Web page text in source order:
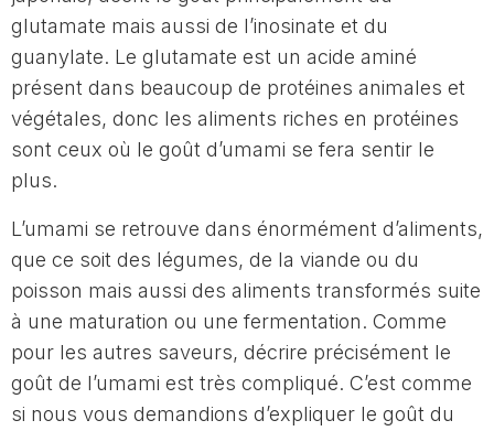
glutamate mais aussi de l’inosinate et du
guanylate. Le glutamate est un acide aminé
présent dans beaucoup de protéines animales et
végétales, donc les aliments riches en protéines
sont ceux où le goût d’umami se fera sentir le
plus.
L’umami se retrouve dans énormément d’aliments,
que ce soit des légumes, de la viande ou du
poisson mais aussi des aliments transformés suite
à une maturation ou une fermentation. Comme
pour les autres saveurs, décrire précisément le
goût de l’umami est très compliqué. C’est comme
si nous vous demandions d’expliquer le goût du